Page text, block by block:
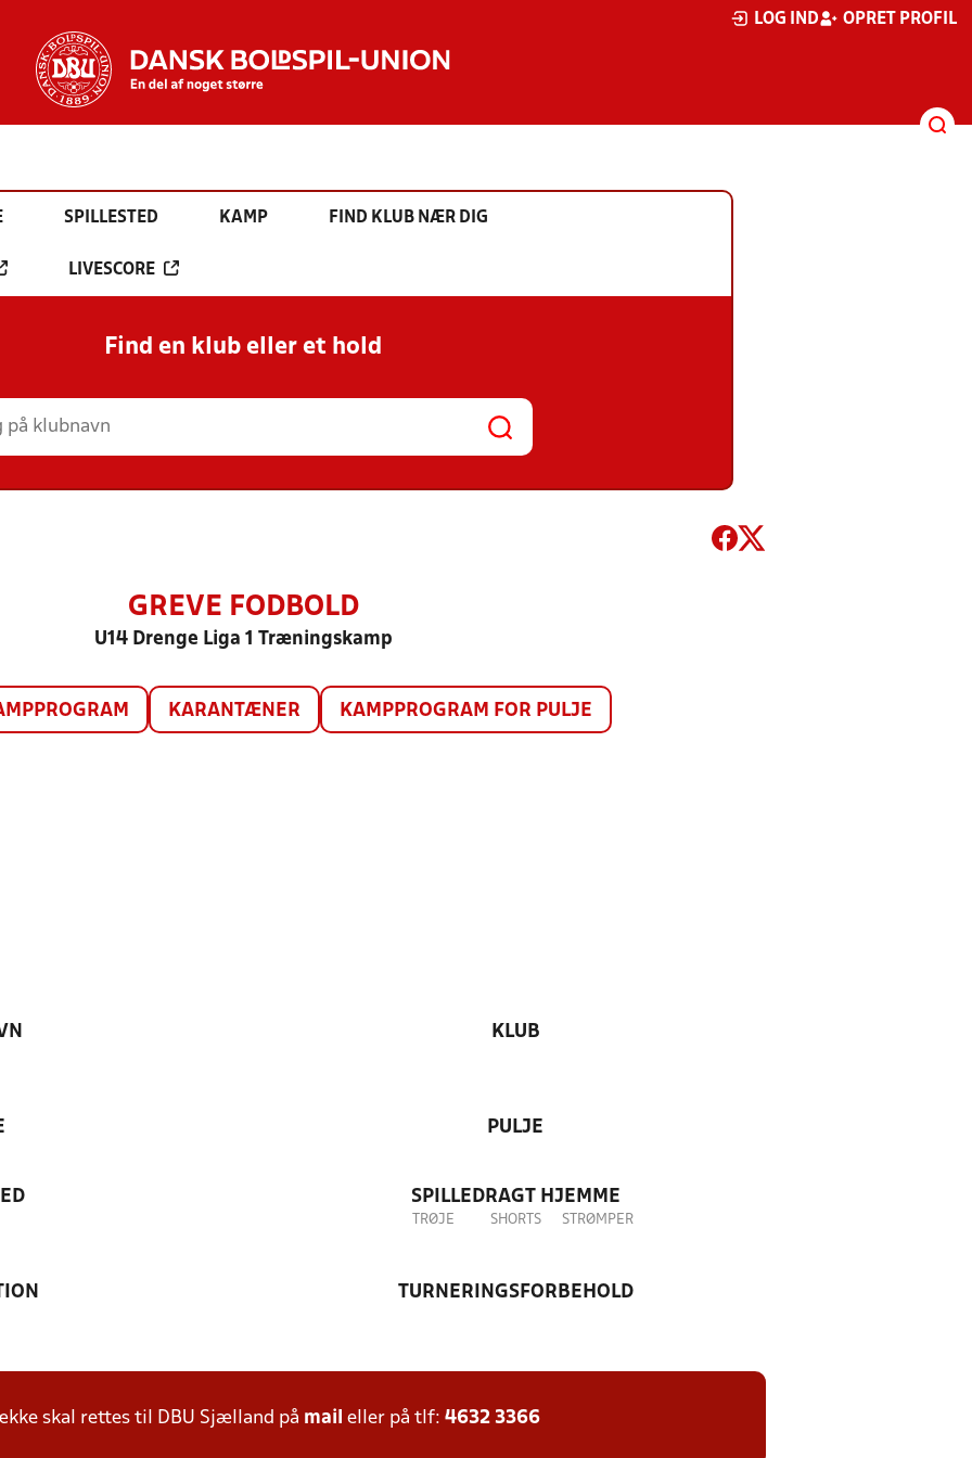
LOG IND OPRET PROFIL
SPILLESTED KAMP FIND KLUB NÆR DIG
LIVESCORE
Find en klub eller et hold
GREVE FODBOLD
U14 Drenge Liga 1 Træningskamp
KARANTÆNER KAMPPROGRAM FOR PULJE
KLUB
PULJE
SPILLEDRAGT HJEMME
TRØJE SHORTS STRØMPER
TURNERINGSFORBEHOLD
skal rettes til DBU Sjælland på mail eller på tlf: 4632 3366